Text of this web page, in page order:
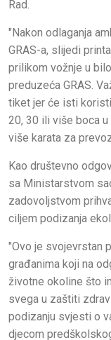
Rad.
"Nakon odlaganja
GRAS-a, slijedi
prilikom vožnje u
preduzeća GRAS.
tiket jer će isti
20, 30 ili više boca
više karata za
Kao društevno
sa Ministarstvom
zadovoljstvom
ciljem podizanja
"Ovo je svojevrstan
građanima koji na
životne okoline što
svega u zaštiti
podizanju svjesti o
djecom